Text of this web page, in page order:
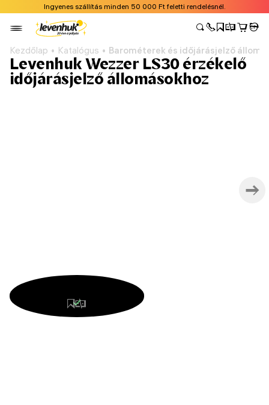
Ingyenes szállítás minden 50 000 Ft feletti rendelésnél.
Kezdőlap Katalógus Barométerek és időjárásjelző
Levenhuk Wezzer LS30 érzékelő
időjárásjelző állomásokhoz